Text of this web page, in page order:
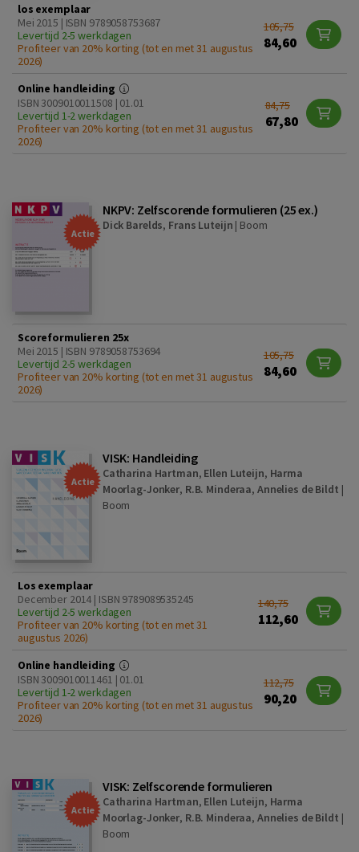
los exemplaar
Mei 2015 | ISBN 9789058753687
Levertijd 2-5 werkdagen
Profiteer van 20% korting (tot en met 31 augustus
2026)
105,75
84,60
Online handleiding
ISBN 3009010011508 | 01.01
Levertijd 1-2 werkdagen
Profiteer van 20% korting (tot en met 31 augustus
2026)
84,75
67,80
Actie
NKPV: Zelfscorende formulieren (25 ex.)
Dick Barelds, Frans Luteijn | Boom
Scoreformulieren 25x
Mei 2015 | ISBN 9789058753694
Levertijd 2-5 werkdagen
Profiteer van 20% korting (tot en met 31 augustus
2026)
105,75
84,60
Actie
VISK: Handleiding
Catharina Hartman, Ellen Luteijn, Harma
Moorlag-Jonker, R.B. Minderaa, Annelies de Bildt |
Boom
Los exemplaar
December 2014 | ISBN 9789089535245
Levertijd 2-5 werkdagen
Profiteer van 20% korting (tot en met 31
augustus 2026)
140,75
112,60
Online handleiding
ISBN 3009010011461 | 01.01
Levertijd 1-2 werkdagen
Profiteer van 20% korting (tot en met 31 augustus
2026)
112,75
90,20
Actie
VISK: Zelfscorende formulieren
Catharina Hartman, Ellen Luteijn, Harma
Moorlag-Jonker, R.B. Minderaa, Annelies de Bildt |
Boom